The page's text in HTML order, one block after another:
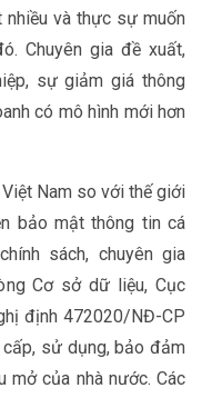
và thực sự muốn
Chuyên gia đề xuất,
sự giảm giá thông
có mô hình mới hơn
Nam so với thế giới
bảo mật thông tin cá
sách, chuyên gia
Cơ sở dữ liệu, Cục
định 472020/NĐ-CP
sử dụng, bảo đảm
mở của nhà nước. Các